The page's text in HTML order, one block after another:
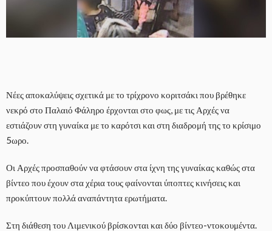
Νέες αποκαλύψεις σχετικά με το τρίχρονο κοριτσάκι που βρέθηκε
νεκρό στο Παλαιό Φάληρο έρχονται στο φως, με τις Αρχές να
εστιάζουν στη γυναίκα με το καρότσι και στη διαδρομή της το κρίσιμο
5ωρο.
Οι Αρχές προσπαθούν να φτάσουν στα ίχνη της γυναίκας καθώς στα
βίντεο που έχουν στα χέρια τους φαίνονται ύποπτες κινήσεις και
προκύπτουν πολλά αναπάντητα ερωτήματα.
Στη διάθεση του Λιμενικού βρίσκονται και δύο βίντεο-ντοκουμέντα.